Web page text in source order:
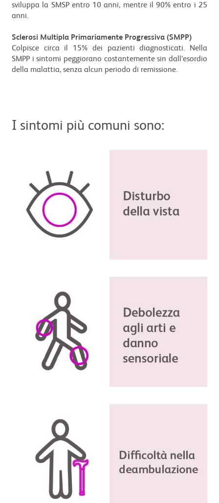
sviluppa la SMSP entro 10 anni, mentre il 90% entro i 25
anni.
Sclerosi Multipla Primariamente Progressiva (SMPP)
Colpisce circa il 15% dei pazienti diagnosticati. Nella
SMPP i sintomi peggiorano costantemente sin dall’esordio
della malattia, senza alcun periodo di remissione.
I sintomi più comuni sono: